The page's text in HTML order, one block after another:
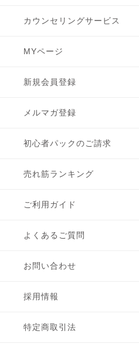
カウンセリングサービス
MYページ
新規会員登録
メルマガ登録
初心者パックのご請求
売れ筋ランキング
ご利用ガイド
よくあるご質問
お問い合わせ
採用情報
特定商取引法